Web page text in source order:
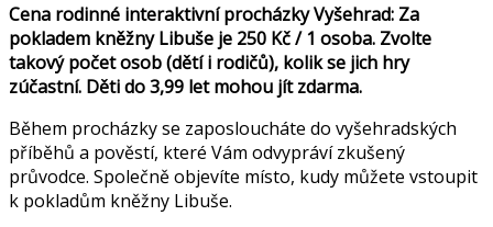
Cena rodinné interaktivní procházky Vyšehrad: Za
pokladem kněžny Libuše je 250 Kč / 1 osoba. Zvolte
takový počet osob (dětí i rodičů), kolik se jich hry
zúčastní. Děti do 3,99 let mohou jít zdarma.
Během procházky se zaposloucháte do vyšehradských
příběhů a pověstí, které Vám odvypráví zkušený
průvodce. Společně objevíte místo, kudy můžete vstoupit
k pokladům kněžny Libuše.